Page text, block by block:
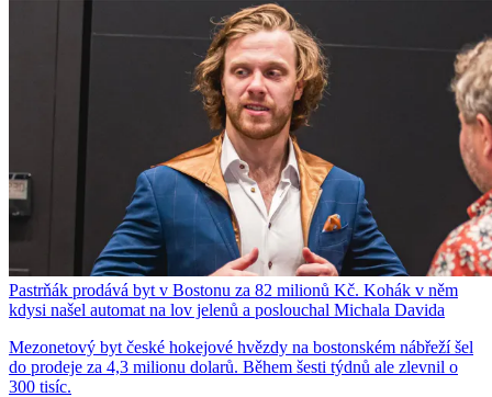
Pastrňák prodává byt v Bostonu za 82 milionů Kč. Kohák v něm
kdysi našel automat na lov jelenů a poslouchal Michala Davida
Mezonetový byt české hokejové hvězdy na bostonském nábřeží šel
do prodeje za 4,3 milionu dolarů. Během šesti týdnů ale zlevnil o
300 tisíc.